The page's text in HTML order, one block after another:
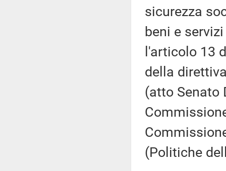
sicurezza
beni e
l'articolo 13
della
(atto Senato
(Politiche